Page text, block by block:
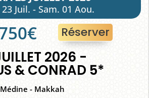
23 Juil. - Sam. 01 Aou.
Réserver
2026 -
& CONRAD 5*
Médine - Makkah